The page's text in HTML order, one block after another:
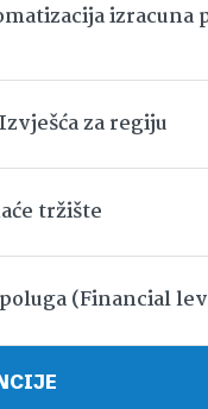
za regiju
tržište
(Financial